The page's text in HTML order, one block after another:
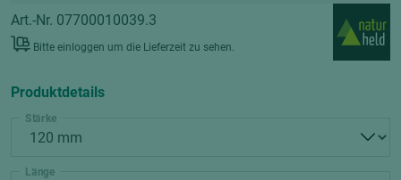
Art.-Nr. 07700010039.3
Bitte einloggen um die Lieferzeit zu sehen.
Produktdetails
Stärke
Länge